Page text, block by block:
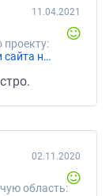
проекту:
«Доработать шапку сайта на моб версии сайта на WordPress»
11.04.2021
область:
02.11.2020